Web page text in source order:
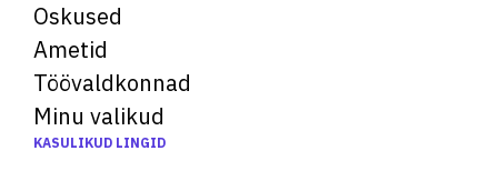
Oskused
Ametid
Töövaldkonnad
Minu valikud
KASULIKUD LINGID